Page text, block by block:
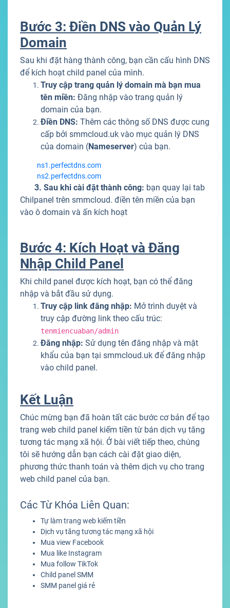
Bước 3: Điền DNS vào Quản Lý
Domain
Sau khi đặt hàng thành công, bạn cần cấu hình DNS
để kích hoạt child panel của mình.
Truy cập trang quản lý domain mà bạn mua
tên miền: Đăng nhập vào trang quản lý
domain của bạn.
Điền DNS: Thêm các thông số DNS được cung
cấp bởi smmcloud.uk vào mục quản lý DNS
của domain (Nameserver) của bạn.
ns1.perfectdns.com
ns2.perfectdns.com
3. Sau khi cài đặt thành công: bạn quay lại tab
Chilpanel trên smmcloud. điền tên miền của bạn
vào ô domain và ấn kích hoạt
Bước 4: Kích Hoạt và Đăng
Nhập Child Panel
Khi child panel được kích hoạt, bạn có thể đăng
nhập và bắt đầu sử dụng.
Truy cập link đăng nhập: Mở trình duyệt và
truy cập đường link theo cấu trúc:
tenmiencuaban/admin
Đăng nhập: Sử dụng tên đăng nhập và mật
khẩu của bạn tại smmcloud.uk để đăng nhập
vào child panel.
Kết Luận
Chúc mừng bạn đã hoàn tất các bước cơ bản để tạo
trang web child panel kiếm tiền từ bán dịch vụ tăng
tương tác mạng xã hội. Ở bài viết tiếp theo, chúng
tôi sẽ hướng dẫn bạn cách cài đặt giao diện,
phương thức thanh toán và thêm dịch vụ cho trang
web child panel của bạn.
Các Từ Khóa Liên Quan:
Tự làm trang web kiếm tiền
Dịch vụ tăng tương tác mạng xã hội
Mua view Facebook
Mua like Instagram
Mua follow TikTok
Child panel SMM
SMM panel giá rẻ